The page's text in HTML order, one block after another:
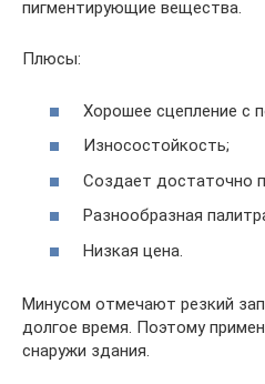
пигментирующие вещества.
Плюсы:
Хорошее сцепление с
Износостойкость;
Создает достаточно
Разнообразная
Низкая цена.
Минусом отмечают резкий
долгое время. Поэтому
снаружи здания.